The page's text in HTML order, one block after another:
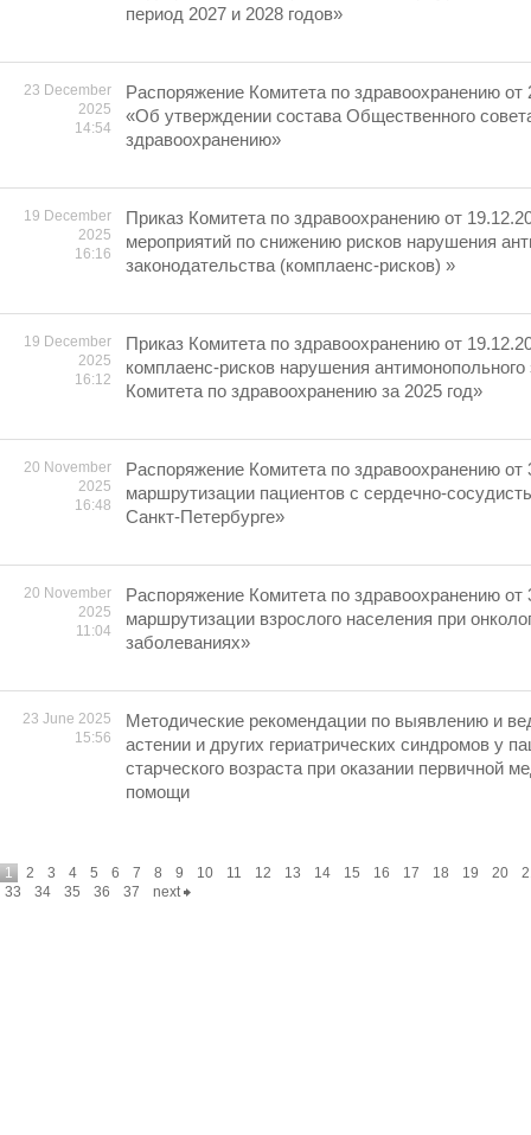
период 2027 и 2028 годов»
23 December
2025
14:54
Распоряжение Комитета по здравоохранению
«Об утверждении состава Общественного
здравоохранению»
19 December
2025
16:16
Приказ Комитета по здравоохранению от
мероприятий по снижению рисков нарушения
законодательства (комплаенс-рисков) »
19 December
2025
16:12
Приказ Комитета по здравоохранению от
комплаенс-рисков нарушения антимонопольного
Комитета по здравоохранению за 2025 год»
20 November
2025
16:48
Распоряжение Комитета по здравоохранению
маршрутизации пациентов с сердечно-
Санкт-Петербурге»
20 November
2025
11:04
Распоряжение Комитета по здравоохранению
маршрутизации взрослого населения при
заболеваниях»
23 June 2025
15:56
Методические рекомендации по выявлению и
астении и других гериатрических синдромов у
старческого возраста при оказании первичной
помощи
1 2 3 4 5 6 7 8 9 10 11 12 13 14 15 16 17 18 19 20
33
34 35 36 37 next